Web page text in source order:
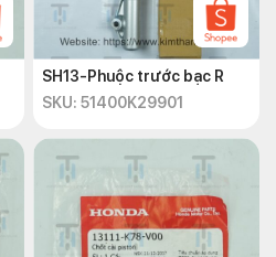
SH13-Phuộc trước bạc R
SKU: 51400K29901